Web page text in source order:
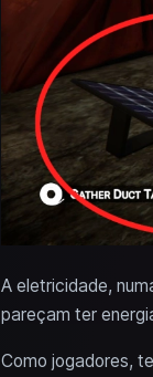
A eletricidade,
pareçam ter
Como jogadores,